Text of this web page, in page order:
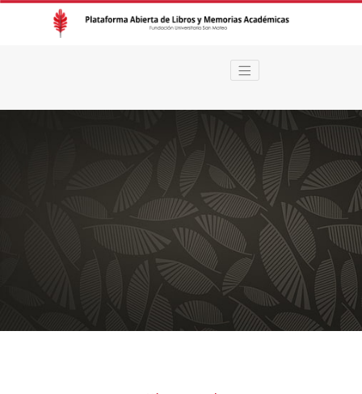
Plataforma Abierta de